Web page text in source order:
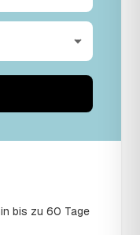
bis zu 60 Tage